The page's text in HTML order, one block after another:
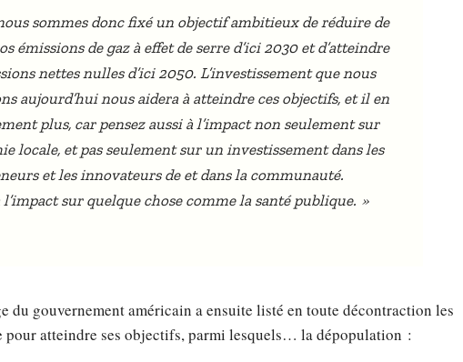
sommes donc fixé un objectif ambitieux de réduire de
émissions de gaz à effet de serre d’ici 2030 et d’atteindre
nettes nulles d’ici 2050. L’investissement que nous
aujourd’hui nous aidera à atteindre ces objectifs, et il en
plus, car pensez aussi à l’impact non seulement sur
locale, et pas seulement sur un investissement dans les
et les innovateurs de et dans la communauté.
l’impact sur quelque chose comme la santé publique. »
du gouvernement américain a ensuite listé en toute décontraction les
pour atteindre ses objectifs, parmi lesquels… la dépopulation :